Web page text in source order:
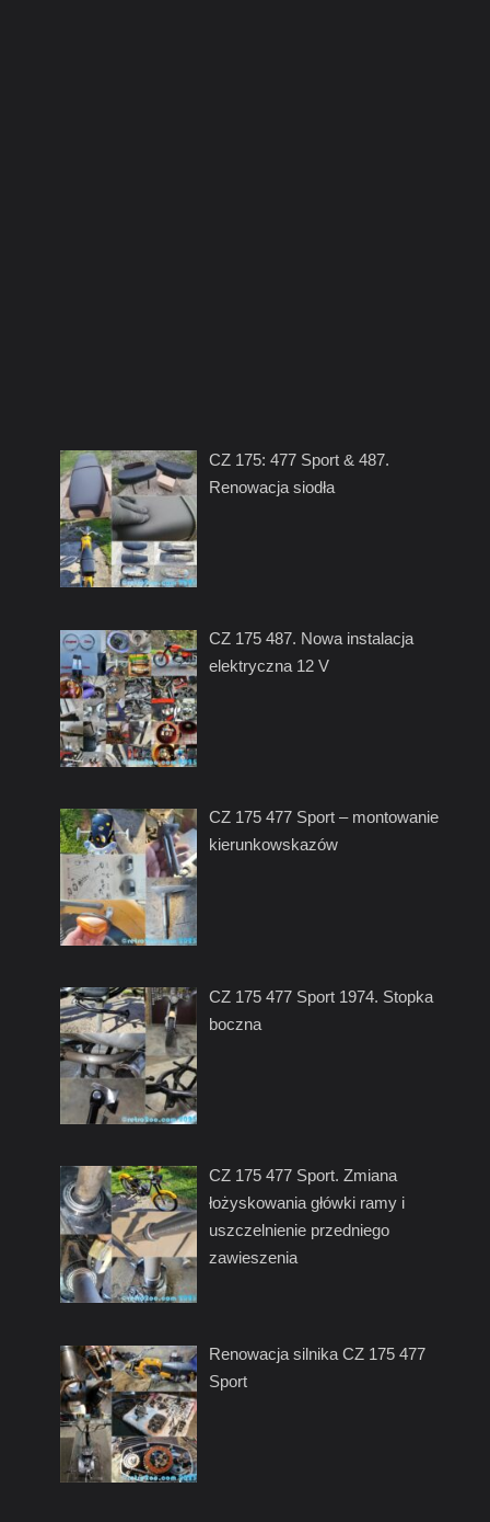
CZ 175: 477 Sport & 487.
Renowacja siodła
CZ 175 487. Nowa instalacja
elektryczna 12 V
CZ 175 477 Sport – montowanie
kierunkowskazów
CZ 175 477 Sport 1974. Stopka
boczna
CZ 175 477 Sport. Zmiana
łożyskowania główki ramy i
uszczelnienie przedniego
zawieszenia
Renowacja silnika CZ 175 477
Sport